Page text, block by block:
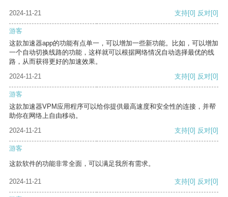
2024-11-21 支持[0] 反对[0]
游客
这款加速器app的功能有点单一，可以增加一些新功能。比如，可以增加
一个自动切换线路的功能，这样就可以根据网络情况自动选择最优的线
路，从而获得更好的加速效果。
2024-11-21
支持[0] 反对[0]
游客
这款加速器VPM应用程序可以给你提供最高速度和安全性的连接，并帮
助你在网络上自由移动。
2024-11-21
支持[0] 反对[0]
游客
这款软件的功能非常全面，可以满足我所有需求。
2024-11-21 支持[0] 反对[0]